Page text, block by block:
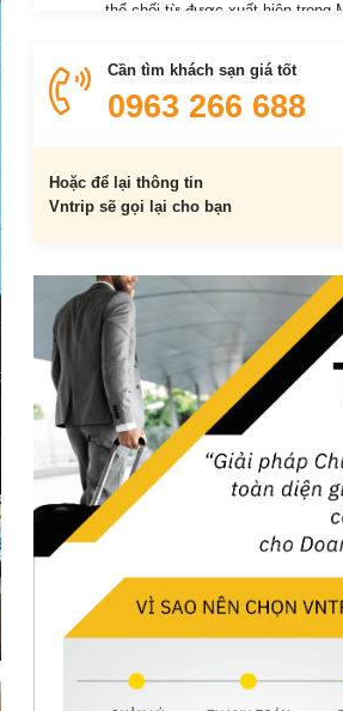
thể chối từ được xuất hiện trong
Cần tìm khách sạn giá tốt
0963 266 688
Hoặc để lại thông tin
Vntrip sẽ gọi lại cho bạn